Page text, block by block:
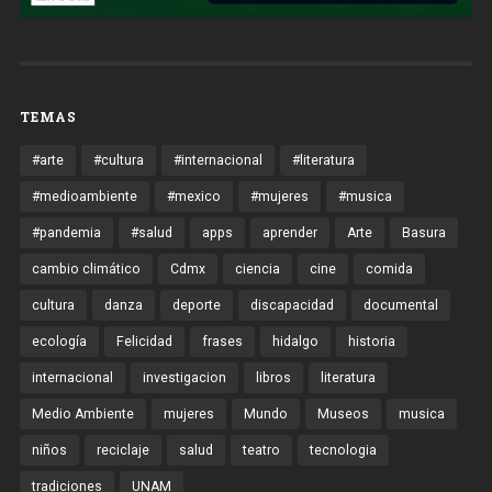
TEMAS
#arte #cultura #internacional #literatura
#medioambiente #mexico #mujeres #musica
#pandemia #salud apps aprender Arte Basura
cambio climático Cdmx ciencia cine comida
cultura danza deporte discapacidad documental
ecología Felicidad frases hidalgo historia
internacional investigacion libros literatura
Medio Ambiente mujeres Mundo Museos musica
niños reciclaje salud teatro tecnologia
tradiciones UNAM